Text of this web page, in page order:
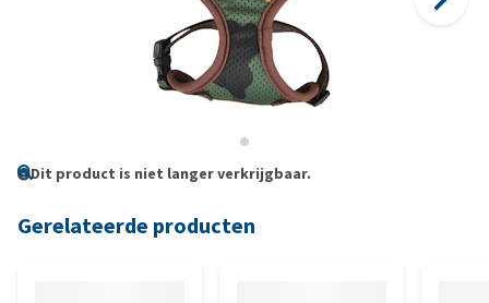
Dit product is niet langer verkrijgbaar.
Gerelateerde producten